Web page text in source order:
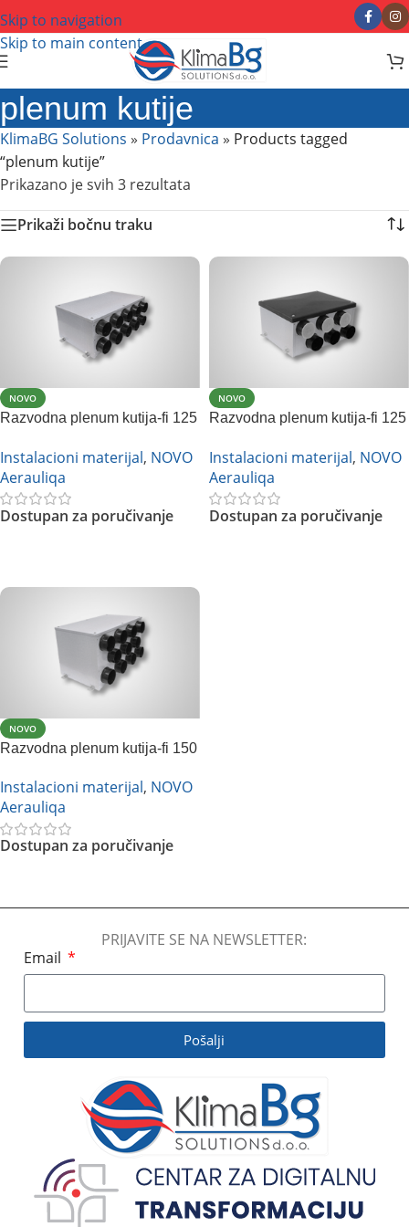
Skip to navigation
Skip to main content
plenum kutije
KlimaBG Solutions » Prodavnica » Products tagged
“plenum kutije”
Prikazano je svih 3 rezultata
Prikaži bočnu traku
NOVO
Razvodna plenum kutija-fi 125
Instalacioni materijal, NOVO
Aerauliqa
Dostupan za poručivanje
NOVO
Razvodna plenum kutija-fi 125
Instalacioni materijal, NOVO
Aerauliqa
Dostupan za poručivanje
NOVO
Razvodna plenum kutija-fi 150
Instalacioni materijal, NOVO
Aerauliqa
Dostupan za poručivanje
PRIJAVITE SE NA NEWSLETTER:
Email
Pošalji